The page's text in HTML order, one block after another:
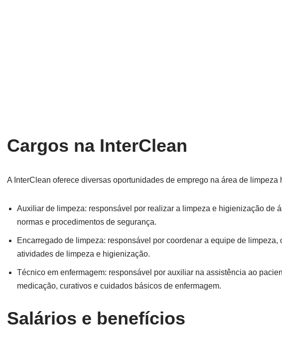
Cargos na InterClean
A InterClean oferece diversas oportunidades de emprego na área de limpeza
Auxiliar de limpeza: responsável por realizar a limpeza e higienização de
normas e procedimentos de segurança.
Encarregado de limpeza: responsável por coordenar a equipe de
atividades de limpeza e higienização.
Técnico em enfermagem: responsável por auxiliar na assistência ao
medicação, curativos e cuidados básicos de enfermagem.
Salários e benefícios